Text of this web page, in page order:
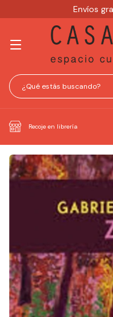
Envíos
Recoje en librería